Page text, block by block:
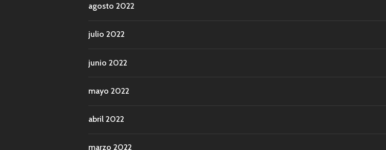
agosto 2022
julio 2022
junio 2022
mayo 2022
abril 2022
marzo 2022